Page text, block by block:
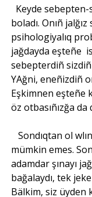
Keyde
boladı. Onıñ
psihologiyalıq
jağdayda eşteñe
sebepterdiñ
YAğni, eneñizdiñ
Eşkimnen eşteñe
öz otbasıñızğa da
Sondıqtan ol
mümkin emes.
adamdar şınayı
bağalaydı, tek
Bälkim, siz üyden